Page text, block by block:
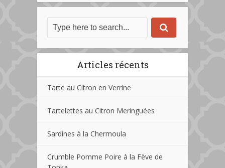
Articles récents
Tarte au Citron en Verrine
Tartelettes au Citron Meringuées
Sardines à la Chermoula
Crumble Pomme Poire à la Fève de